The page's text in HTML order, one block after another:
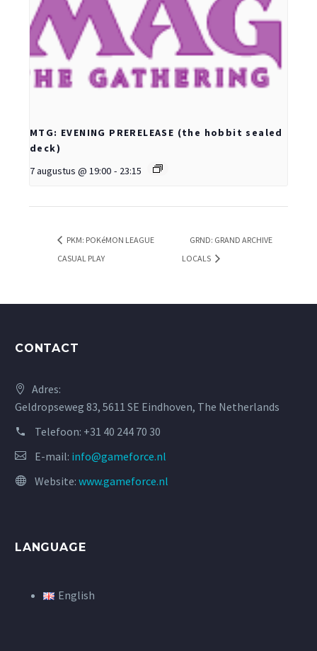
MTG: EVENING PRERELEASE (the hobbit sealed
deck)
7 augustus @ 19:00 - 23:15
PKM: POKéMON LEAGUE
CASUAL PLAY
GRND: GRAND ARCHIVE
LOCALS
CONTACT
Adres:
Geldropseweg 83, 5611 SE Eindhoven, The Netherlands
Telefoon: +31 40 244 70 30
E-mail: info@gameforce.nl
Website: www.gameforce.nl
LANGUAGE
English